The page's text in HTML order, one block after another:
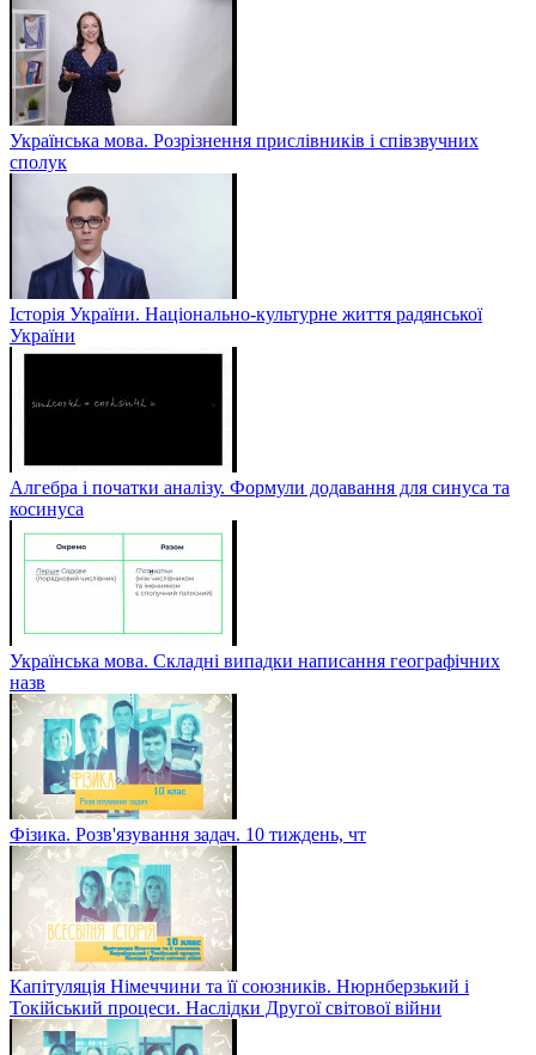
Українська мова. Розрізнення прислівників і співзвучних
сполук
Історія України. Національно-культурне життя радянської
України
Алгебра і початки аналізу. Формули додавання для синуса та
косинуса
Українська мова. Складні випадки написання географічних
назв
Фізика. Розв'язування задач. 10 тиждень, чт
Капітуляція Німеччини та її союзників. Нюрнберзький і
Токійський процеси. Наслідки Другої світової війни